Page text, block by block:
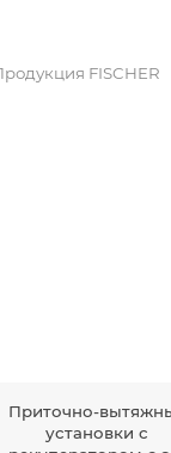
Приточно-
установки с